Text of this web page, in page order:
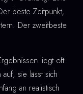
beste Zeitpunkt,
Der zweitbeste
liegt oft
sie lässt sich
an realistisch